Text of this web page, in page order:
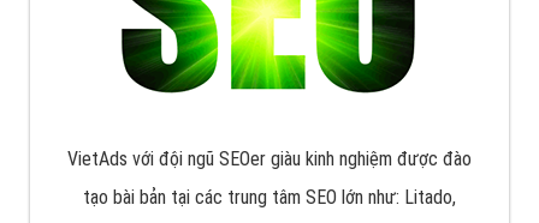
VietAds với đội ngũ SEOer giàu kinh nghiệm được đào
tạo bài bản tại các trung tâm SEO lớn như: Litado,